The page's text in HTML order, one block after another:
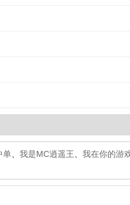
单 我是MC逍遥王 我在你的游